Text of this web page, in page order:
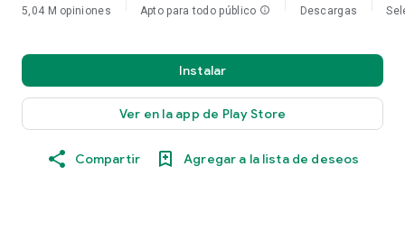
5,04 M opiniones Apto para todo público info Descargas
Instalar
Ver en la app de Play Store
Compartir Agregar a la lista de deseos